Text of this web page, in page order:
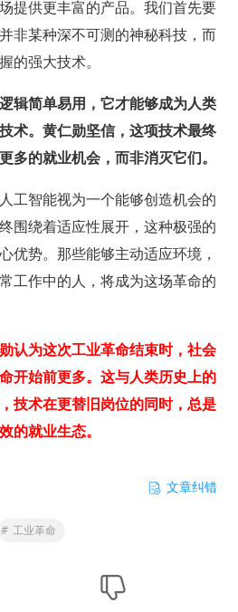
提供更丰富的产品。我们首先要
非某种深不可测的神秘科技，而
的强大技术。
辑简单易用，它才能够成为人类
术。黄仁勋坚信，这项技术最终
多的就业机会，而非消灭它们。
工智能视为一个能够创造机会的
围绕着适应性展开，这种极强的
优势。那些能够主动适应环境，
工作中的人，将成为这场革命的
认为这次工业革命结束时，社会
开始前更多。这与人类历史上的
技术在更替旧岗位的同时，总是
的就业生态。
文章纠错
# 工业革命